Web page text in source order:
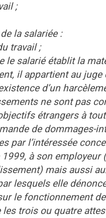
;
la salariée :
travail ;
le salarié établit la
il appartient au juge
d’un
ne sont pas
étrangers à
de dommages-
par l’intéressée
à son employeur
mais aussi
lesquels elle
le fonctionnement
trois ou quatre